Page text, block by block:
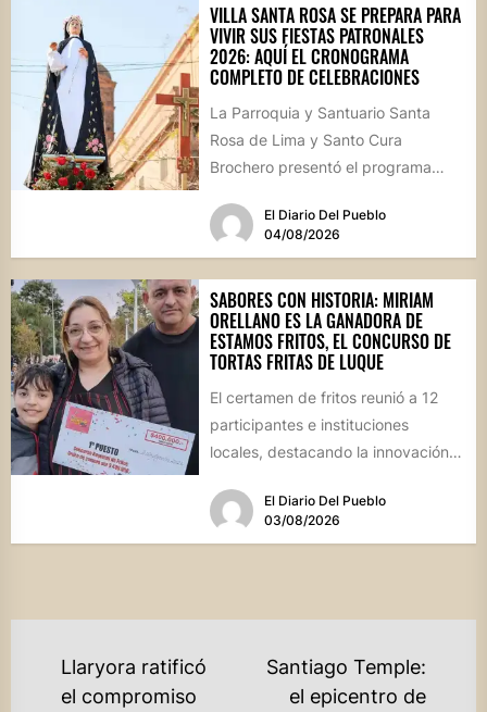
VILLA SANTA ROSA SE PREPARA PARA
VIVIR SUS FIESTAS PATRONALES
2026: AQUÍ EL CRONOGRAMA
COMPLETO DE CELEBRACIONES
La Parroquia y Santuario Santa
Rosa de Lima y Santo Cura
Brochero presentó el programa
El Diario Del Pueblo
04/08/2026
SABORES CON HISTORIA: MIRIAM
ORELLANO ES LA GANADORA DE
ESTAMOS FRITOS, EL CONCURSO DE
TORTAS FRITAS DE LUQUE
El certamen de fritos reunió a 12
participantes e instituciones
locales, destacando la innovación
El Diario Del Pueblo
03/08/2026
NAVEGACIÓN
Llaryora ratificó
el compromiso
Santiago Temple:
el epicentro de